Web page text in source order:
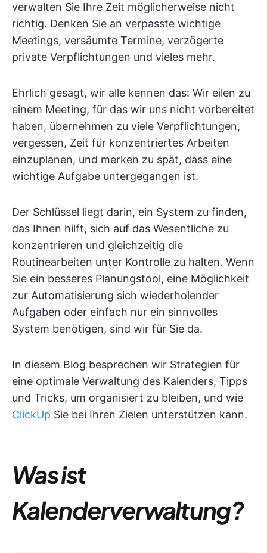
verwalten Sie Ihre Zeit möglicherweise nicht
richtig. Denken Sie an verpasste wichtige
Meetings, versäumte Termine, verzögerte
private Verpflichtungen und vieles mehr.
Ehrlich gesagt, wir alle kennen das: Wir eilen zu
einem Meeting, für das wir uns nicht vorbereitet
haben, übernehmen zu viele Verpflichtungen,
vergessen, Zeit für konzentriertes Arbeiten
einzuplanen, und merken zu spät, dass eine
wichtige Aufgabe untergegangen ist.
Der Schlüssel liegt darin, ein System zu finden,
das Ihnen hilft, sich auf das Wesentliche zu
konzentrieren und gleichzeitig die
Routinearbeiten unter Kontrolle zu halten. Wenn
Sie ein besseres Planungstool, eine Möglichkeit
zur Automatisierung sich wiederholender
Aufgaben oder einfach nur ein sinnvolles
System benötigen, sind wir für Sie da.
In diesem Blog besprechen wir Strategien für
eine optimale Verwaltung des Kalenders, Tipps
und Tricks, um organisiert zu bleiben, und wie
ClickUp Sie bei Ihren Zielen unterstützen kann.
Was ist
Kalenderverwaltung?